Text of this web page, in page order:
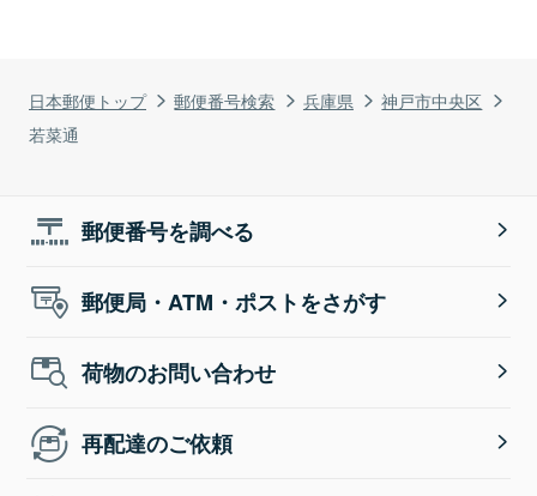
日本郵便トップ 郵便番号検索 兵庫県
神戸市中央区
若菜通
郵便番号を調べる
郵便局・ATM・ポストをさがす
荷物のお問い合わせ
再配達のご依頼